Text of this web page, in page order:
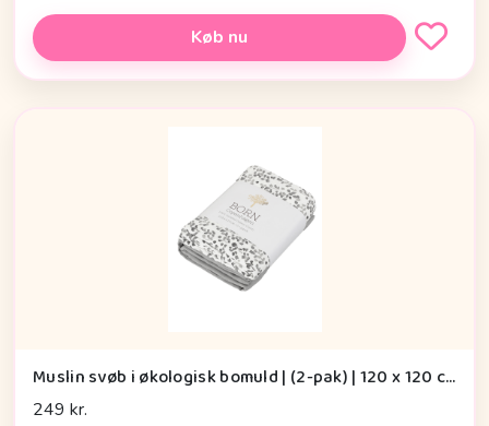
Køb nu
Muslin svøb i økologisk bomuld | (2-pak) | 120 x 120 cm | Born Copenhagen, Grey Leaf
249 kr.